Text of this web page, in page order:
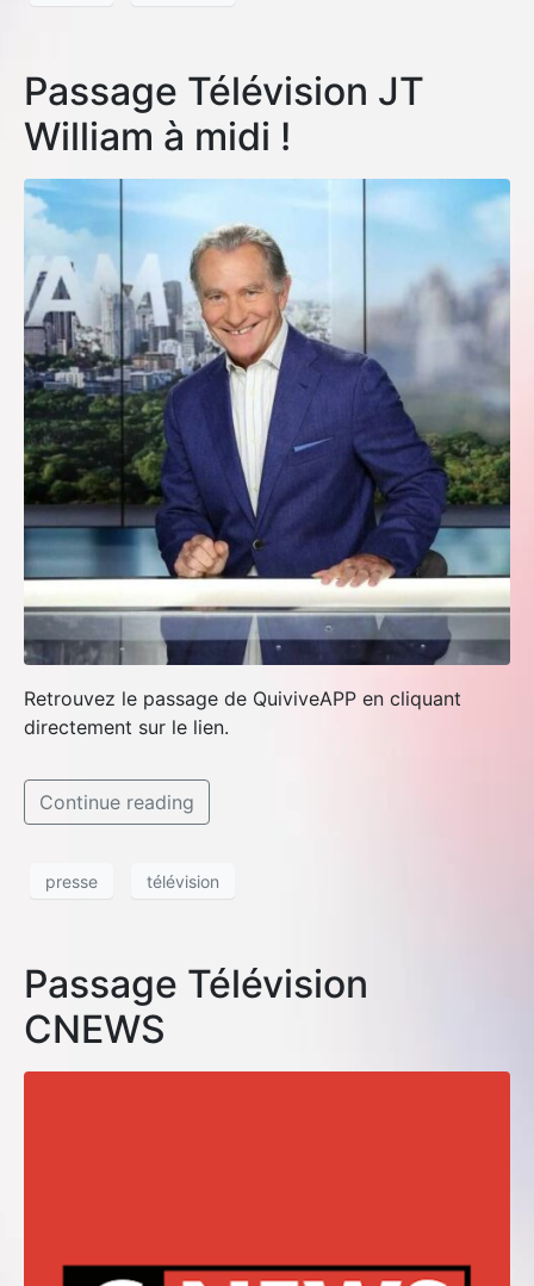
Passage Télévision JT
William à midi !
Retrouvez le passage de QuiviveAPP en cliquant
directement sur le lien.
Continue reading
presse télévision
Passage Télévision
CNEWS